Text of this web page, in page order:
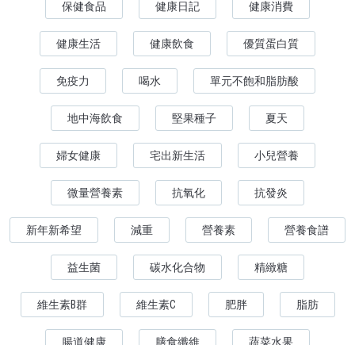
保健食品 健康日記 健康消費
健康生活 健康飲食 優質蛋白質
免疫力 喝水 單元不飽和脂肪酸
地中海飲食 堅果種子 夏天
婦女健康 宅出新生活 小兒營養
微量營養素 抗氧化 抗發炎
新年新希望 減重 營養素 營養食譜
益生菌 碳水化合物 精緻糖
維生素B群 維生素C 肥胖 脂肪
腸道健康 膳食纖維 蔬菜水果